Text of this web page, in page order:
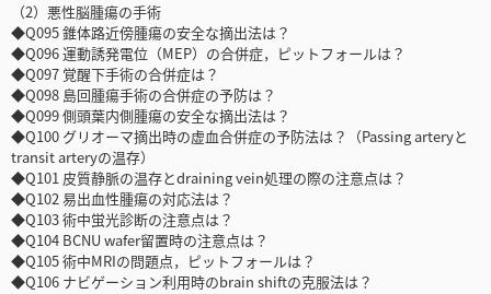
（2）悪性脳腫瘍の手術
◆Q095 錐体路近傍腫瘍の安全な摘出法は？
◆Q096 運動誘発電位（MEP）の合併症，ピットフォールは？
◆Q097 覚醒下手術の合併症は？
◆Q098 島回腫瘍手術の合併症の予防は？
◆Q099 側頭葉内側腫瘍の安全な摘出法は？
◆Q100 グリオーマ摘出時の虚血合併症の予防法は？（Passing arteryと
transit arteryの温存）
◆Q101 皮質静脈の温存とdraining vein処理の際の注意点は？
◆Q102 易出血性腫瘍の対応法は？
◆Q103 術中蛍光診断の注意点は？
◆Q104 BCNU wafer留置時の注意点は？
◆Q105 術中MRIの問題点，ピットフォールは？
◆Q106 ナビゲーション利用時のbrain shiftの克服法は？